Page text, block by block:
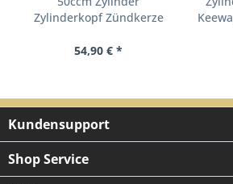
Zylinderkopf Zündkerze
54,90 € *
Kundensupport
Shop Service